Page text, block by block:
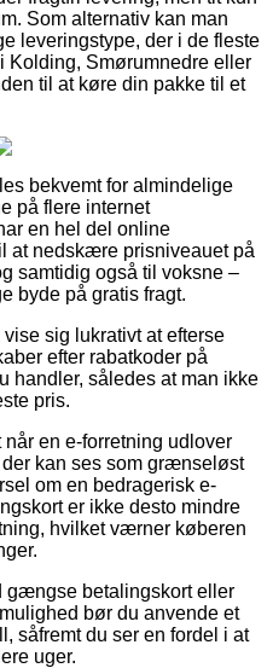
Som alternativ kan man
leveringstype, der i de fleste
Smørumnedre eller
til at køre din pakke til et
bekvemt for almindelige
på flere internet
en hel del online
at nedskære prisniveauet på
samtidig også til voksne –
byde på gratis fragt.
sig lukrativt at efterse
efter rabatkoder på
handler, således at man ikke
pris.
en e-forretning udlover
kan ses som grænseløst
om en bedragerisk e-
er ikke desto mindre
hvilket værner køberen
gængse betalingskort eller
bør du anvende et
såfremt du ser en fordel i at
uger.